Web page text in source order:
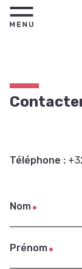
Téléphone :
Nom
Prénom